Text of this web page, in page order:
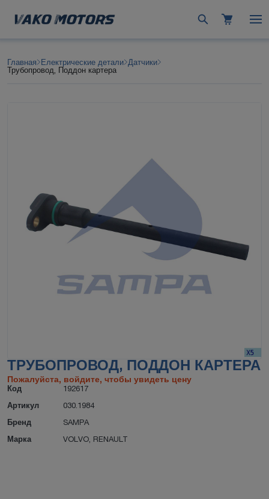
Главная Електрические детали Датчики
Трубопровод, Поддон картера
ТРУБОПРОВОД, ПОДДОН КАРТЕРА
Пожалуйста, войдите, чтобы увидеть цену
Код
192617
Артикул
030.1984
Бренд
SAMPA
Марка
VOLVO RENAULT